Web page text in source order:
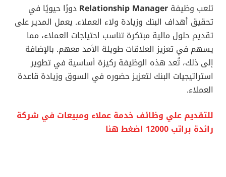
تلعب وظيفة Relationship Manager دورًا حيويًا في
تحقيق أهداف البنك وزيادة ولاء العملاء. يعمل المدير على
تقديم حلول مالية مبتكرة تناسب احتياجات العملاء، مما
يسهم في تعزيز العلاقات طويلة الأمد معهم. بالإضافة
إلى ذلك، تُعد هذه الوظيفة ركيزة أساسية في تطوير
استراتيجيات البنك لتعزيز حضوره في السوق وزيادة قاعدة
العملاء.
للتقديم علي وظائف خدمة عملاء ومبيعات في شركة
رائدة براتب 12000 اضغط هنا